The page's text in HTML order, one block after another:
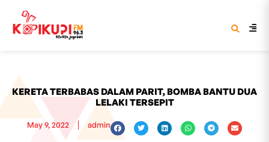
KERETA TERBABAS DALAM PARIT, BOMBA BANTU DUA
LELAKI TERSEPIT
May 9, 2022 admin